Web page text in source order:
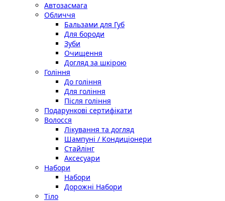
Автозасмага
Обличчя
Бальзами для Губ
Для бороди
Зуби
Очищення
Догляд за шкірою
Гоління
До гоління
Для гоління
Після гоління
Подарункові сертифікати
Волосся
Лікування та догляд
Шампуні / Кондиціонери
Стайлінг
Аксесуари
Набори
Набори
Дорожні Набори
Тіло